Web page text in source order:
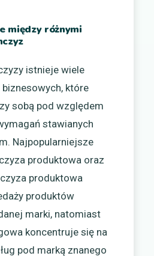
między różnymi
istnieje wiele
które
sobą pod względem
stawianych
Najpopularniejsze
produktowa oraz
produktowa
produktów
marki, natomiast
koncentruje się na
pod marką znanego